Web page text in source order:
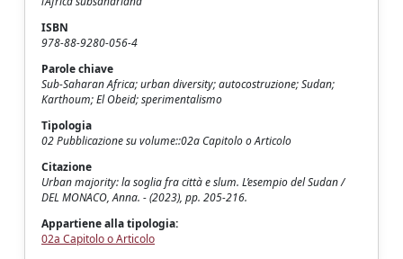
ISBN
978-88-9280-056-4
Parole chiave
Sub-Saharan Africa; urban diversity; autocostruzione; Sudan;
Karthoum; El Obeid; sperimentalismo
Tipologia
02 Pubblicazione su volume::02a Capitolo o Articolo
Citazione
Urban majority: la soglia fra città e slum. L’esempio del Sudan /
DEL MONACO, Anna. - (2023), pp. 205-216.
Appartiene alla tipologia:
02a Capitolo o Articolo